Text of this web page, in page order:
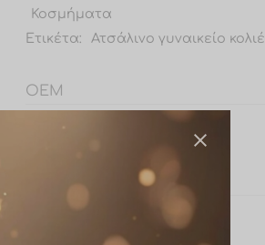
Κοσμήματα
Ετικέτα:
Ατσάλινο γυναικείο κολιέ
OEM